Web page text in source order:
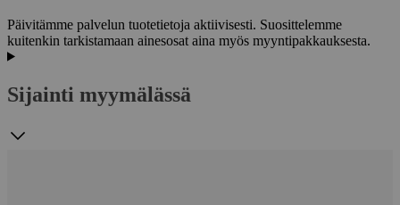
Päivitämme palvelun tuotetietoja aktiivisesti. Suosittelemme
kuitenkin tarkistamaan ainesosat aina myös myyntipakkauksesta.
Sijainti myymälässä